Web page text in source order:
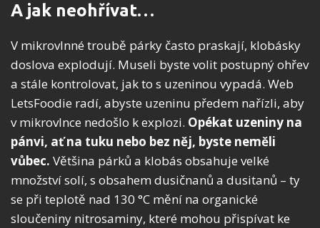
A jak neohřívat…
V mikrovlnné troubě párky často praskají, klobásky
doslova explodují. Museli byste volit postupný ohřev
a stále kontrolovat, jak to s uzeninou vypadá. Web
LetsFoodie radí, abyste uzeninu předem nařízli, aby
v mikrovlnce nedošlo k explozi. Opékat uzeniny na
pánvi, ať na tuku nebo bez něj, byste neměli
vůbec. Většina párků a klobás obsahuje velké
množství solí, s obsahem dusičnanů a dusitanů – ty
se při teplotě nad 130 °C mění na organické
sloučeniny nitrosaminy, které mohou přispívat ke